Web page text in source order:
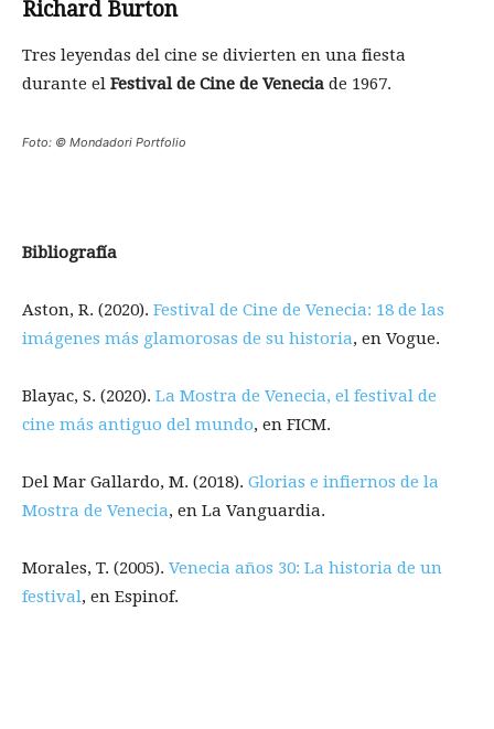
Richard Burton
Tres leyendas del cine se divierten en una fiesta
durante el Festival de Cine de Venecia de 1967.
Foto: © Mondadori Portfolio
Bibliografía
Aston, R. (2020). Festival de Cine de Venecia: 18 de las
imágenes más glamorosas de su historia, en Vogue.
Blayac, S. (2020). La Mostra de Venecia, el festival de
cine más antiguo del mundo, en FICM.
Del Mar Gallardo, M. (2018). Glorias e infiernos de la
Mostra de Venecia, en La Vanguardia.
Morales, T. (2005). Venecia años 30: La historia de un
festival, en Espinof.